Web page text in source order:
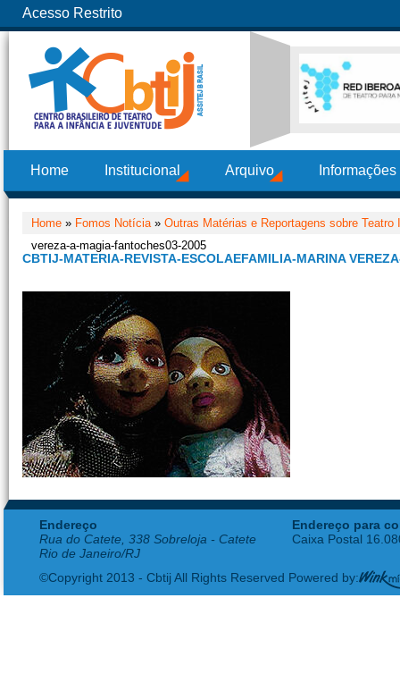
Acesso Restrito
Home Institucional Arquivo
Home » Fomos Notícia» Outras Matérias e Reportagens sobre Teatro
vereza-a-magia-fantoches03-2005
CBTIJ-MATERIA-REVISTA-ESCOLAEFAMILIA-MARINA
Endereço
Rua do Catete, 338 Sobreloja - Catete
Rio de Janeiro/RJ
Endereço para
Caixa Postal
©Copyright 2013 - Cbtij All Rights Reserved Powered by: